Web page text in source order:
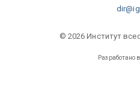
© 2026 Институт
Разработано в